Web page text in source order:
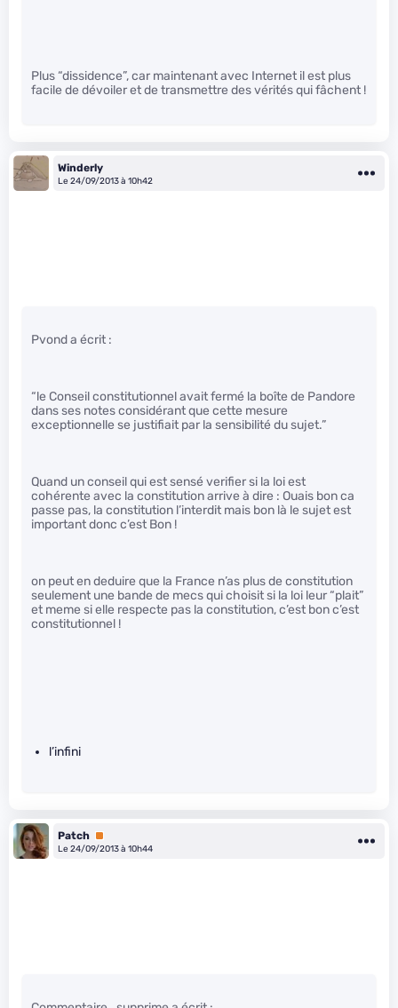
Plus “dissidence”, car maintenant avec Internet il est plus
facile de dévoiler et de transmettre des vérités qui fâchent !
Winderly
Le 24/09/2013 à 10h42
Pvond a écrit :
“le Conseil constitutionnel avait fermé la boîte de Pandore
dans ses notes considérant que cette mesure
exceptionnelle se justifiait par la sensibilité du sujet.”
Quand un conseil qui est sensé verifier si la loi est
cohérente avec la constitution arrive à dire : Ouais bon ca
passe pas, la constitution l’interdit mais bon là le sujet est
important donc c’est Bon !
on peut en deduire que la France n’as plus de constitution
seulement une bande de mecs qui choisit si la loi leur “plait”
et meme si elle respecte pas la constitution, c’est bon c’est
constitutionnel !
l’infini
Patch Premium
Le 24/09/2013 à 10h44